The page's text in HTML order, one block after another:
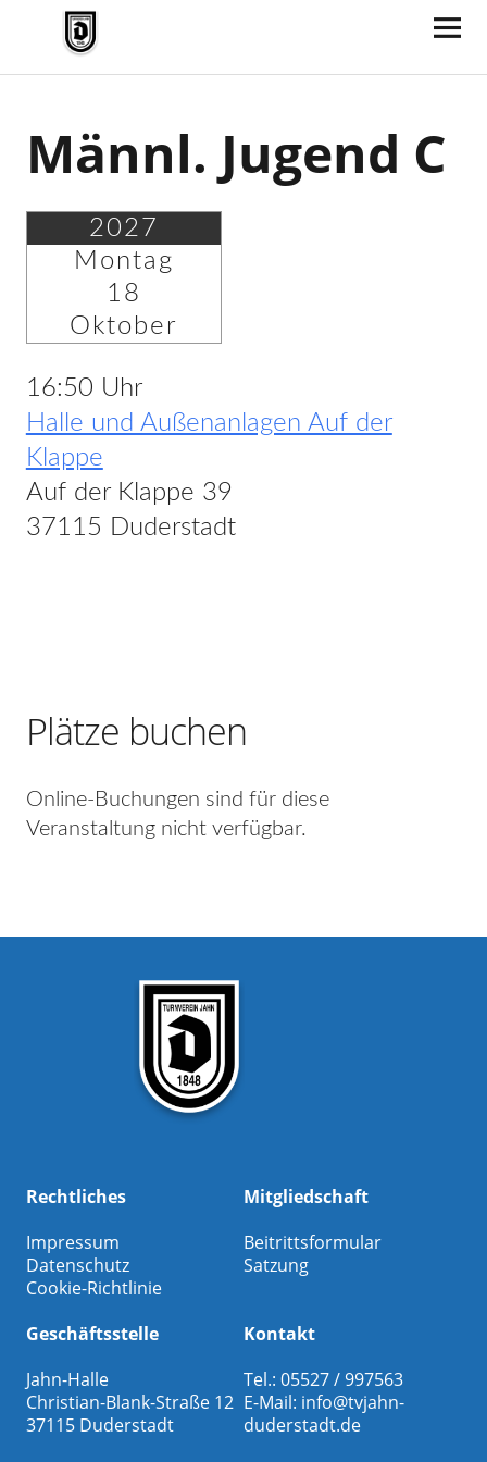
TV Jahn Duderstadt
Männl. Jugend C
2027
Montag
18
Oktober
16:50 Uhr
Halle und Außenanlagen Auf der
Klappe
Auf der Klappe 39
37115 Duderstadt
Plätze buchen
Online-Buchungen sind für diese
Veranstaltung nicht verfügbar.
Rechtliches
Impressum
Datenschutz
Cookie-Richtlinie
Mitgliedschaft
Beitrittsformular
Satzung
Geschäftsstelle
Jahn-Halle
Christian-Blank-Straße 12
37115 Duderstadt
Kontakt
Tel.: 05527 / 997563
E-Mail: info@tvjahn-
duderstadt.de